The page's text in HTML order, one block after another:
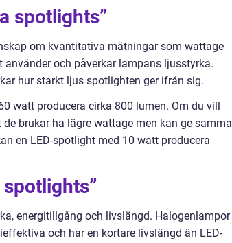
spotlights”
om kvantitativa mätningar som wattage
och påverkar lampans ljusstyrka.
hur starkt ljus spotlighten ger ifrån sig.
watt producera cirka 800 lumen. Om du vill
brukar ha lägre wattage men kan ge samma
en LED-spotlight med 10 watt producera
energitillgång och livslängd. Halogenlampor
och har en kortare livslängd än LED-